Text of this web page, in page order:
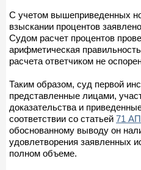
С учетом вышеприведенных
взыскании процентов
Судом расчет процентов
арифметическая
расчета ответчиком не
Таким образом, суд первой
представленные лицами,
доказательства и
соответствии со статьей 71
обоснованному выводу он
удовлетворения заявленных
полном объеме.